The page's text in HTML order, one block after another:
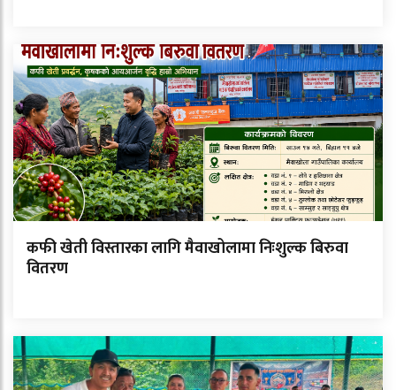
कफी खेती विस्तारका लागि मैवाखोलामा निःशुल्क बिरुवा
वितरण